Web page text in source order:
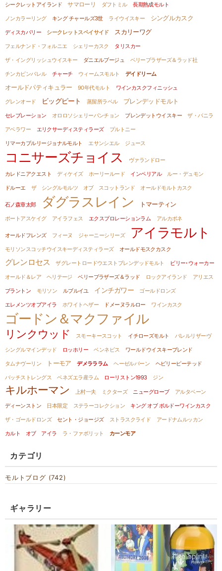
シークレットアイランド
サマローリ ダフトミル
長期熟成モルト
ノンカラーリング
キング チャールズ3世 ライウイスキー シングルカスク
ディスカバリー シークレットスペイサイド スカリーワグ
フェルナンド・フォルニエ シェリーカスク
タリスカー
ザ・イングリッシュウイスキー
ダニエルブージュ
ベリーブラザーズ＆ラッド社
チンカピンバレル
チャーチ ウィームスモルト デイドリーム
オールドパティキュラー 90年代モルト
ワインカスクフィニッシュ
グレンオード
ビッグピート 蒸留所ラベル ブレンデッドモルト
セレブレーション オロロソシェリーパンチョン ブレンデットウイスキー
ザ・バニラ
アベラワー
エリクサーディスティラーズ
プルトニー
リマーカブルリージョナルモルト
エサンシエル ジュース
コニサーズチョイス
ヴァランドロー
カレドニアクエスト
ディケイズ ホーリールード インペリアル
ルー・デュモン
ドルーエ
ザ シングルモルツ オブ スコットランド オールドモルトカスク
石ノ森章太郎 ダグラスレイン トマーティン
ポートアスケイグ アイラフェス エクスプロレーションラム アルカポネ
オールドフレンズ フィーヌ ジャーニーシリーズ アイラモルト
モリソンスコッチウイスキーディスティラーズ オールドモスクカスク
グレンロセス ザグレートロードウエストブレンデッドモルト
ビリー･ウォーカー
オールド＆レア ヘリテージ
ベリーブラザーズ＆ラッド ロックアイランド
アリエス
ブラントン
モリソン ルブルイユ インチガワー
ゴールドロンズ
エレメンツオブアイラ
ホワイトヘザー ドメーヌラルロー ワインカスク
ゴードン＆マクファイル
リンクウッド スモーキースコット イチローズモルト
バレルリザーヴ
シングルマインデッド
ロッホリー ベンネビス
ワールドウイスキーブレンド
タムナヴーリン
トーモア デメラララム ヘーゼルバーン
ヘビリーピーテッド
バッチストレングス
ベネズエラ産ラム ローリストン1993 ジン
キルホーマン 上村一夫 ミクターズ ニューグローブ
アルタベーン
ディーンストン
日本限定 ステラーコレクション
キング オブ ボルドーワインカスク
ザ・ゴールドロンズ
セント・ジョージズ ストラスクライド
アードナムルッカン
カルト オブ アイラ
ラ・ファボリット カーンモア
カテゴリ
モルトブログ (742)
ギャラリー